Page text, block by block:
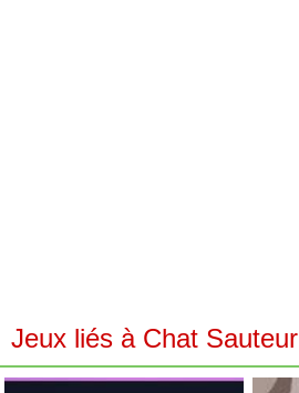
Jeux liés à Chat Sauteur